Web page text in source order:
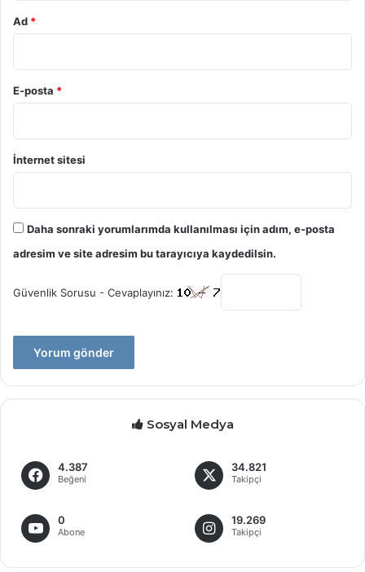
Ad *
E-posta *
İnternet sitesi
Daha sonraki yorumlarımda kullanılması için adım, e-posta
adresim ve site adresim bu tarayıcıya kaydedilsin.
Güvenlik Sorusu - Cevaplayınız:
Sosyal Medya
4.387
Beğeni
34.821
Takipçi
0
Abone
19.269
Takipçi